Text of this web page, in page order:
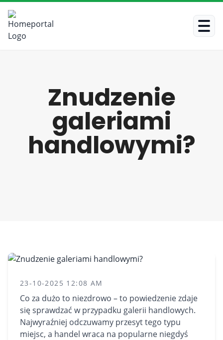
Znudzenie
galeriami
handlowymi?
23-10-2025 12:08 AM
Co za dużo to niezdrowo – to powiedzenie zdaje
się sprawdzać w przypadku galerii handlowych.
Najwyraźniej odczuwamy przesyt tego typu
miejsc, a handel wraca na popularne niegdyś